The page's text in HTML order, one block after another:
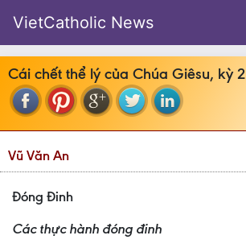
VietCatholic News
Cái chết thể lý của Chúa Giêsu, kỳ 2
Vũ Văn An
Đóng Đinh
Các thực hành đóng đinh